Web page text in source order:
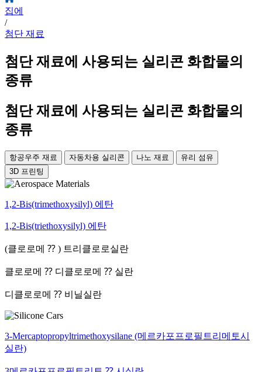
집에
/
첨단 재료
첨단 재료에 사용되는 실리콘 화합물의
종류
첨단 재료에 사용되는 실리콘 화합물의
종류
항공우주 재료 자동차용 실리콘 나노 재료
유리 섬유
3D 프린팅
1,2-Bis(trimethoxysilyl) 에탄
1,2-Bis(triethoxysilyl) 에탄
(클로로메 ⁇ ) 트리클로로실란
클로로메 ⁇ 디클로로메 ⁇ 실란
디클로로메 ⁇ 비닐실란
3-Mercaptopropyltrimethoxysilane (메르카포프로필트리메토시
실란)